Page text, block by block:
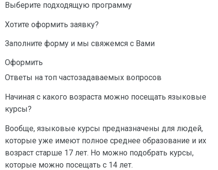
Выберите подходящую программу
Хотите оформить заявку?
Заполните форму и мы свяжемся с Вами
Оформить
Ответы на топ частозадаваемых вопросов
Начиная с какого возраста можно посещать языковые
курсы?
Вообще, языковые курсы предназначены для людей,
которые уже имеют полное среднее образование и их
возраст старше 17 лет. Но можно подобрать курсы,
которые можно посещать с 14 лет.